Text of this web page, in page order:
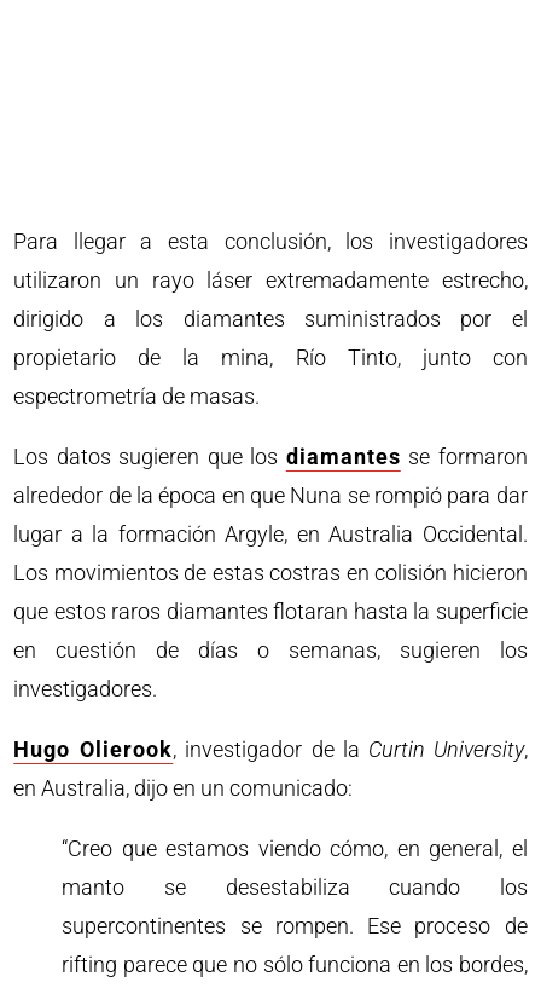
Para llegar a esta conclusión, los investigadores
utilizaron un rayo láser extremadamente estrecho,
dirigido a los diamantes suministrados por el
propietario de la mina, Río Tinto, junto con
espectrometría de masas.
Los datos sugieren que los diamantes se formaron
alrededor de la época en que Nuna se rompió para dar
lugar a la formación Argyle, en Australia Occidental.
Los movimientos de estas costras en colisión hicieron
que estos raros diamantes flotaran hasta la superficie
en cuestión de días o semanas, sugieren los
investigadores.
Hugo Olierook, investigador de la Curtin University,
en Australia, dijo en un comunicado:
“Creo que estamos viendo cómo, en general, el
manto se desestabiliza cuando los
supercontinentes se rompen. Ese proceso de
rifting parece que no sólo funciona en los bordes,